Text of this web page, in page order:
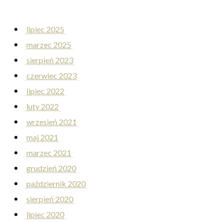
lipiec 2025
marzec 2025
sierpień 2023
czerwiec 2023
lipiec 2022
luty 2022
wrzesień 2021
maj 2021
marzec 2021
grudzień 2020
październik 2020
sierpień 2020
lipiec 2020